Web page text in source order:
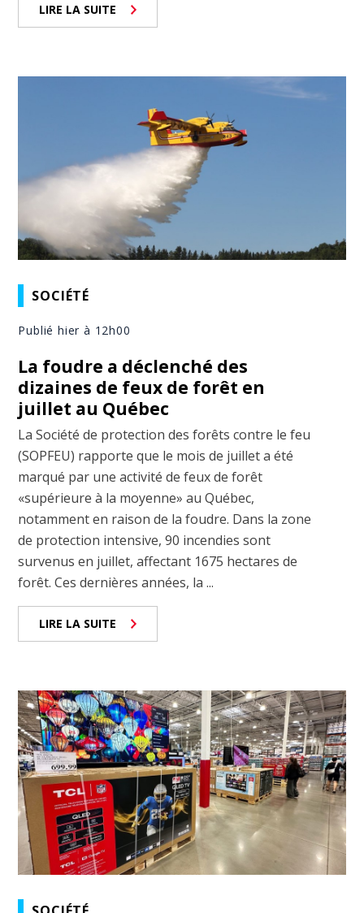
LIRE LA SUITE
SOCIÉTÉ
Publié hier à 12h00
La foudre a déclenché des
dizaines de feux de forêt en
juillet au Québec
La Société de protection des forêts contre le feu
(SOPFEU) rapporte que le mois de juillet a été
marqué par une activité de feux de forêt
«supérieure à la moyenne» au Québec,
notamment en raison de la foudre. Dans la zone
de protection intensive, 90 incendies sont
survenus en juillet, affectant 1675 hectares de
forêt. Ces dernières années, la ...
LIRE LA SUITE